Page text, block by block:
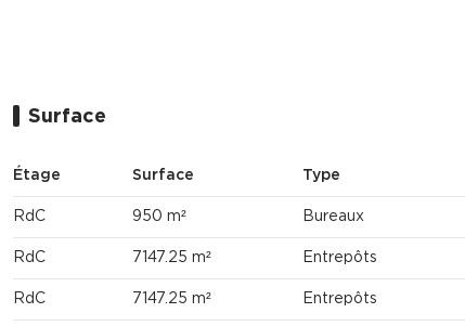
Surface
Étage Surface Type
RdC 950 m² Bureaux
RdC 7147.25 m² Entrepôts
RdC 7147.25 m² Entrepôts